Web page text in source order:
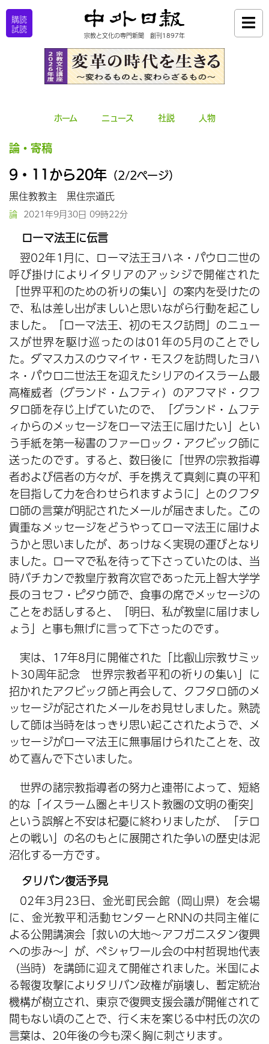
購読
試読
宗教と文化の専門新聞 創刊1897年
ホーム ニュース 社説 人物
論・寄稿
9・11から20年 （2/2ページ）
黒住教教主 黒住宗道氏
論 2021年9月30日 09時22分
ローマ法王に伝言
翌02年1月に、ローマ法王ヨハネ・パウロ二世の
呼び掛けによりイタリアのアッシジで開催された
「世界平和のための祈りの集い」の案内を受けたの
で、私は差し出がましいと思いながら行動を起こし
ました。「ローマ法王、初のモスク訪問」のニュー
スが世界を駆け巡ったのは01年の5月のことでし
た。ダマスカスのウマイヤ・モスクを訪問したヨハ
ネ・パウロ二世法王を迎えたシリアのイスラーム最
高権威者（グランド・ムフティ）のアフマド・クフ
タロ師を存じ上げていたので、「グランド・ムフテ
ィからのメッセージをローマ法王に届けたい」とい
う手紙を第一秘書のファーロック・アクビック師に
送ったのです。すると、数日後に「世界の宗教指導
者および信者の方々が、手を携えて真剣に真の平和
を目指して力を合わせられますように」とのクフタ
ロ師の言葉が明記されたメールが届きました。この
貴重なメッセージをどうやってローマ法王に届けよ
うかと思いましたが、あっけなく実現の運びとなり
ました。ローマで私を待って下さっていたのは、当
時バチカンで教皇庁教育次官であった元上智大学学
長のヨセフ・ピタウ師で、食事の席でメッセージの
ことをお話しすると、「明日、私が教皇に届けまし
ょう」と事も無げに言って下さったのです。
実は、17年8月に開催された「比叡山宗教サミッ
ト30周年記念 世界宗教者平和の祈りの集い」に
招かれたアクビック師と再会して、クフタロ師のメ
ッセージが記されたメールをお見せしました。熟読
して師は当時をはっきり思い起こされたようで、メ
ッセージがローマ法王に無事届けられたことを、改
めて喜んで下さいました。
世界の諸宗教指導者の努力と連帯によって、短絡
的な「イスラーム圏とキリスト教圏の文明の衝突」
という誤解と不安は杞憂に終わりましたが、「テロ
との戦い」の名のもとに展開された争いの歴史は泥
沼化する一方です。
タリバン復活予見
02年3月23日、金光町民会館（岡山県）を会場
に、金光教平和活動センターとRNNの共同主催に
よる公開講演会「救いの大地～アフガニスタン復興
への歩み～」が、ペシャワール会の中村哲現地代表
（当時）を講師に迎えて開催されました。米国によ
る報復攻撃によりタリバン政権が崩壊し、暫定統治
機構が樹立され、東京で復興支援会議が開催されて
間もない頃のことで、行く末を案じる中村氏の次の
言葉は、20年後の今も深く胸に刺さります。